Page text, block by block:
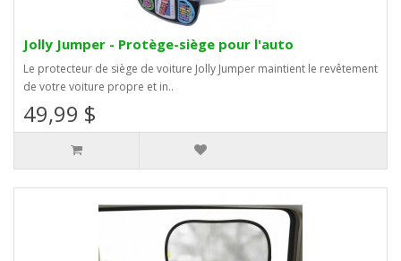
Jolly Jumper - Protège-siège pour l'auto
Le protecteur de siège de voiture Jolly Jumper maintient le revêtement
de votre voiture propre et in..
49,99 $